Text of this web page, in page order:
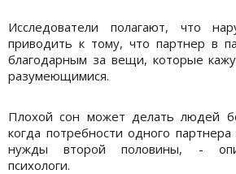
Исследователи полагают, что
приводить к тому, что партнер в
благодарным за вещи, которые
разумеющимися.
Плохой сон может делать людей
когда потребности одного
нужды второй половины, -
психологи.